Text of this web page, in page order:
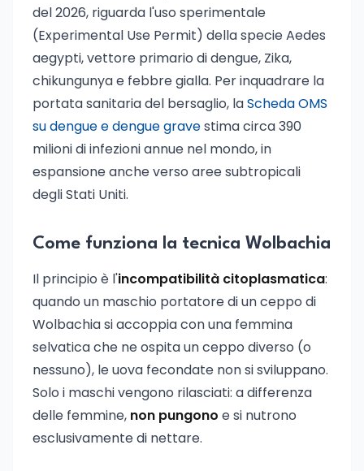
del 2026, riguarda l'uso sperimentale
(Experimental Use Permit) della specie Aedes
aegypti, vettore primario di dengue, Zika,
chikungunya e febbre gialla. Per inquadrare la
portata sanitaria del bersaglio, laScheda OMS
su dengue e dengue gravestima circa 390
milioni di infezioni annue nel mondo, in
espansione anche verso aree subtropicali
degli Stati Uniti.
Come funziona la tecnica Wolbachia
Il principio è l'incompatibilità citoplasmatica:
quando un maschio portatore di un ceppo di
Wolbachia si accoppia con una femmina
selvatica che ne ospita un ceppo diverso (o
nessuno), le uova fecondate non si sviluppano.
Solo i maschi vengono rilasciati: a differenza
delle femmine, non pungono e si nutrono
esclusivamente di nettare.